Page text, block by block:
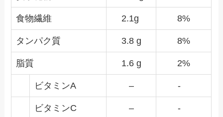
食物繊維 2.1g 8%
タンパク質 3.8 g 8%
脂質 1.6 g 2%
ビタミンA – -
ビタミンC – -